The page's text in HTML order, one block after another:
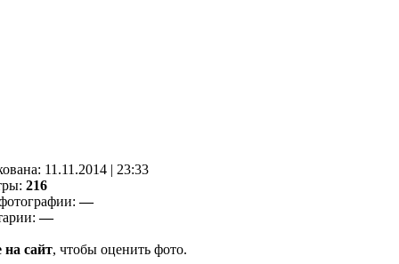
11.11.2014 | 23:33
216
—
—
на сайт, чтобы оценить фото.